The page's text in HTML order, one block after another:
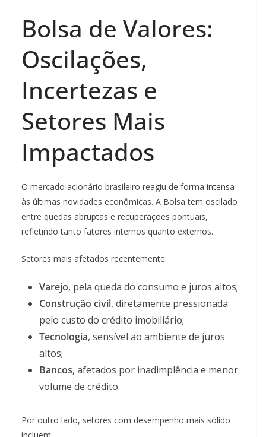
Bolsa de Valores:
Oscilações,
Incertezas e
Setores Mais
Impactados
O mercado acionário brasileiro reagiu de forma intensa
às últimas novidades econômicas. A Bolsa tem oscilado
entre quedas abruptas e recuperações pontuais,
refletindo tanto fatores internos quanto externos.
Setores mais afetados recentemente:
Varejo, pela queda do consumo e juros altos;
Construção civil, diretamente pressionada
pelo custo do crédito imobiliário;
Tecnologia, sensível ao ambiente de juros
altos;
Bancos, afetados por inadimplência e menor
volume de crédito.
Por outro lado, setores com desempenho mais sólido